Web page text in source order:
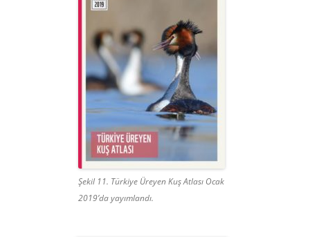
Şekil 11. Türkiye Üreyen Kuş Atlası Ocak
2019’da yayımlandı.